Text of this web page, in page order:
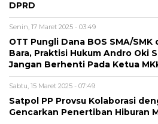
DPRD
Senin, 17 Maret 2025 - 03:49
OTT Pungli Dana BOS SMA/
Bara, Praktisi Hukum Andro Oki
Jangan Berhenti Pada Ketua
Sabtu, 15 Maret 2025 - 07:49
Satpol PP Provsu Kolaborasi
Gencarkan Penertiban Hiburan